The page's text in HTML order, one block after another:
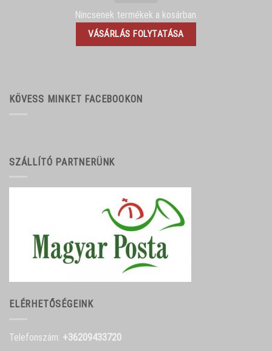
Nincsenek termékek a kosárban.
VÁSÁRLÁS FOLYTATÁSA
KÖVESS MINKET FACEBOOKON
SZÁLLÍTÓ PARTNERÜNK
ELÉRHETŐSÉGEINK
Telefonszám: +36209433720